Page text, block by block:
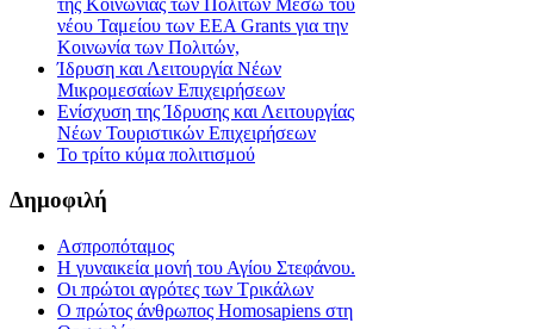
νέου Ταμείου των ΕΕΑ Grants για την
Κοινωνία των Πολιτών,
Ίδρυση και Λειτουργία Νέων
Μικρομεσαίων Επιχειρήσεων
Ενίσχυση της Ίδρυσης και Λειτουργίας
Νέων Τουριστικών Επιχειρήσεων
Το τρίτο κύμα πολιτισμού
Δημοφιλή
Ασπροπόταμος
Η γυναικεία μονή του Αγίου Στεφάνου.
Οι πρώτοι αγρότες των Τρικάλων
Ο πρώτος άνθρωπος Homosapiens στη